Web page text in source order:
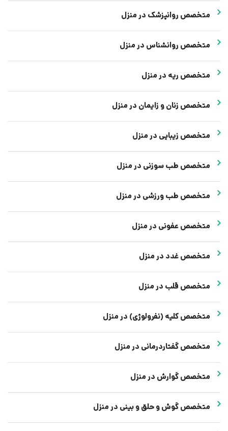
متخصص روانپزشک در منزل
متخصص روانشناس در منزل
متخصص ریه در منزل
متخصص زنان و زایمان در منزل
متخصص زیبایی در منزل
متخصص طب سوزنی در منزل
متخصص طب ورزشی در منزل
متخصص عفونی در منزل
متخصص غدد در منزل
متخصص قلب در منزل
متخصص کلیه (نفرولوژی) در منزل
متخصص گفتاردرمانی در منزل
متخصص گوارش در منزل
متخصص گوش و حلق و بینی در منزل